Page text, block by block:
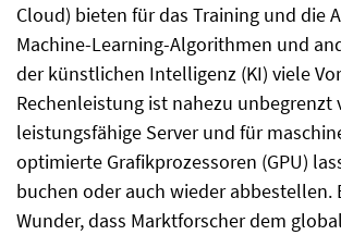
Cloud) bieten für das Training und die
Machine-Learning-Algorithmen und
der künstlichen Intelligenz (KI) viele
Rechenleistung ist nahezu unbegrenzt
leistungsfähige Server und für
optimierte Grafikprozessoren (GPU)
buchen oder auch wieder abbestellen.
Wunder, dass Marktforscher dem